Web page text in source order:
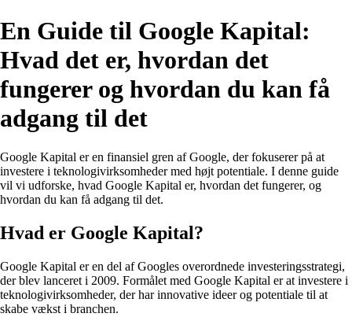
En Guide til Google Kapital:
Hvad det er, hvordan det
fungerer og hvordan du kan få
adgang til det
Google Kapital er en finansiel gren af Google, der fokuserer på at
investere i teknologivirksomheder med højt potentiale. I denne guide
vil vi udforske, hvad Google Kapital er, hvordan det fungerer, og
hvordan du kan få adgang til det.
Hvad er Google Kapital?
Google Kapital er en del af Googles overordnede investeringsstrategi,
der blev lanceret i 2009. Formålet med Google Kapital er at investere i
teknologivirksomheder, der har innovative ideer og potentiale til at
skabe vækst i branchen.